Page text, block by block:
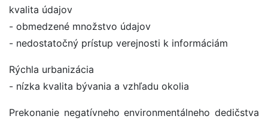
kvalita údajov
- obmedzené množstvo údajov
- nedostatočný prístup verejnosti k informáciám
Rýchla urbanizácia
- nízka kvalita bývania a vzhľadu okolia
Prekonanie negatívneho environmentálneho dedičstva